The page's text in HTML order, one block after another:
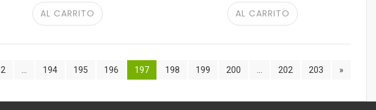
AL CARRITO AL CARRITO
2 194 195 196 197 198 199 200 202 203 »